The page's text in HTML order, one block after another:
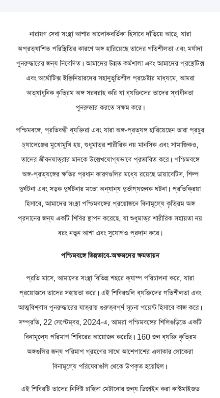
নারায়ণ সেবা সংস্থা আশার আলোকবর্তিকা হিসাবে দাঁড়িয়ে আছে, যারা
অপ্রত্যাশিত পরিস্থিতির কারণে অঙ্গ হারিয়েছে তাদের গতিশীলতা এবং মর্যাদা
পুনরুদ্ধারের জন্য নিবেদিত। আমাদের উন্নত কর্মশালা এবং আমাদের প্রস্থেটিক্স
এবং অর্থোটিক্স ইঞ্জিনিয়ারদের সহানুভূতিশীল প্রচেষ্টার মাধ্যমে, আমরা
অত্যাধুনিক কৃত্রিম অঙ্গ সরবরাহ করি যা ব্যক্তিদের তাদের স্বাধীনতা
পুনরুদ্ধার করতে সক্ষম করে।
পশ্চিমবঙ্গে, প্রতিবন্ধী ব্যক্তিরা এবং যারা অঙ্গ-প্রত্যঙ্গ হারিয়েছেন তারা প্রচুর
চ্যালেঞ্জের মুখোমুখি হয়, শুধুমাত্র শারীরিক নয় মানসিক এবং সামাজিকও,
তাদের জীবনযাত্রার মানকে উল্লেখযোগ্যভাবে প্রভাবিত করে। পশ্চিমবঙ্গে
অঙ্গ-প্রত্যঙ্গের ক্ষতির প্রধান কারণগুলির মধ্যে রয়েছে ডায়াবেটিস, শিল্প
দুর্ঘটনা এবং সড়ক দুর্ঘটনার মতো অন্যান্য দুর্ভাগ্যজনক ঘটনা। প্রতিক্রিয়া
হিসাবে, আমাদের সংস্থা পশ্চিমবঙ্গের প্রয়োজনে বিনামূল্যে কৃত্রিম অঙ্গ
প্রদানের জন্য একটি শিবির স্থাপন করেছে, যা শুধুমাত্র শারীরিক সহায়তা নয়
বরং নতুন আশা এবং সুযোগও প্রদান করে।
পশ্চিমবঙ্গে ভিন্নভাবে-অক্ষমদের ক্ষমতায়ন
প্রতি মাসে, আমাদের সংস্থা বিভিন্ন শহরে ক্যাম্প পরিচালনা করে, যারা
প্রয়োজনে তাদের সহায়তা করে। এই শিবিরগুলি ব্যক্তিদের গতিশীলতা এবং
আত্মবিশ্বাস পুনরুদ্ধারের যাত্রায় গুরুত্বপূর্ণ সূচনা পয়েন্ট হিসাবে কাজ করে।
সম্প্রতি, 22 সেপ্টেম্বর, 2024-এ, আমরা পশ্চিমবঙ্গের শিলিগুড়িতে একটি
বিনামূল্যে পরিমাপ শিবিরের আয়োজন করেছি। 160 জন ব্যক্তি কৃত্রিম
অঙ্গগুলির জন্য পরিমাপ গ্রহণের সাথে আশেপাশের এলাকার লোকেরা
বিনামূল্যে পরিষেবাগুলি থেকে উপকৃত হয়েছিল।
এই শিবিরটি তাদের নির্দিষ্ট চাহিদা মেটানোর জন্য ডিজাইন করা কাস্টমাইজড